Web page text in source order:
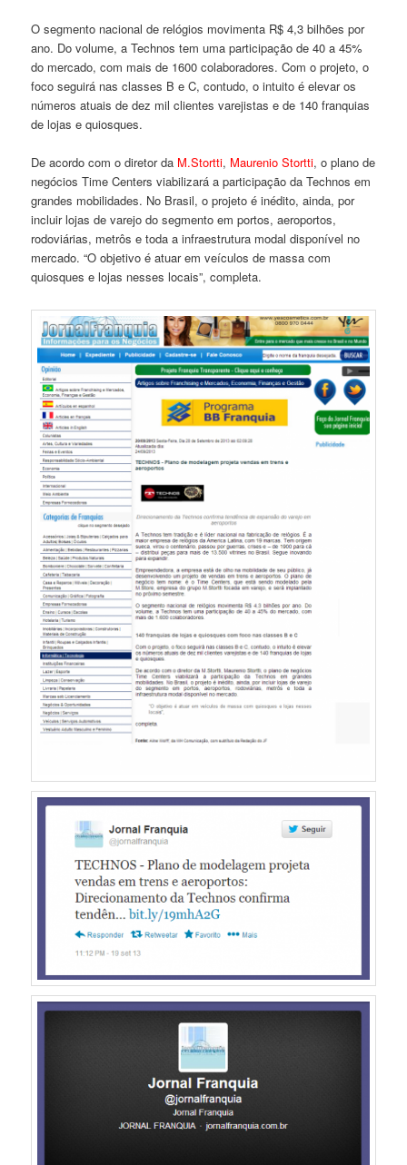
O segmento nacional de relógios movimenta R$ 4,3 bilhões por
ano. Do volume, a Technos tem uma participação de 40 a 45%
do mercado, com mais de 1600 colaboradores. Com o projeto, o
foco seguirá nas classes B e C, contudo, o intuito é elevar os
números atuais de dez mil clientes varejistas e de 140 franquias
de lojas e quiosques.
De acordo com o diretor da M.Stortti, Maurenio Stortti, o plano de
negócios Time Centers viabilizará a participação da Technos em
grandes mobilidades. No Brasil, o projeto é inédito, ainda, por
incluir lojas de varejo do segmento em portos, aeroportos,
rodoviárias, metrôs e toda a infraestrutura modal disponível no
mercado. “O objetivo é atuar em veículos de massa com
quiosques e lojas nesses locais”, completa.